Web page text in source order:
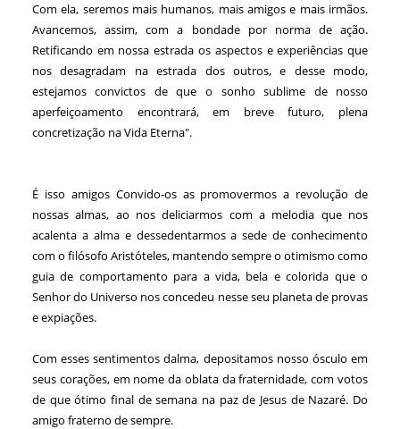
Com ela, seremos mais humanos, mais amigos e mais irmãos.
Avancemos, assim, com a bondade por norma de ação.
Retificando em nossa estrada os aspectos e experiências que
nos desagradam na estrada dos outros, e desse modo,
estejamos convictos de que o sonho sublime de nosso
aperfeiçoamento encontrará, em breve futuro, plena
concretização na Vida Eterna".
É isso amigos Convido-os as promovermos a revolução de
nossas almas, ao nos deliciarmos com a melodia que nos
acalenta a alma e dessedentarmos a sede de conhecimento
com o filósofo Aristóteles, mantendo sempre o otimismo como
guia de comportamento para a vida, bela e colorida que o
Senhor do Universo nos concedeu nesse seu planeta de provas
e expiações.
Com esses sentimentos dalma, depositamos nosso ósculo em
seus corações, em nome da oblata da fraternidade, com votos
de que ótimo final de semana na paz de Jesus de Nazaré. Do
amigo fraterno de sempre.